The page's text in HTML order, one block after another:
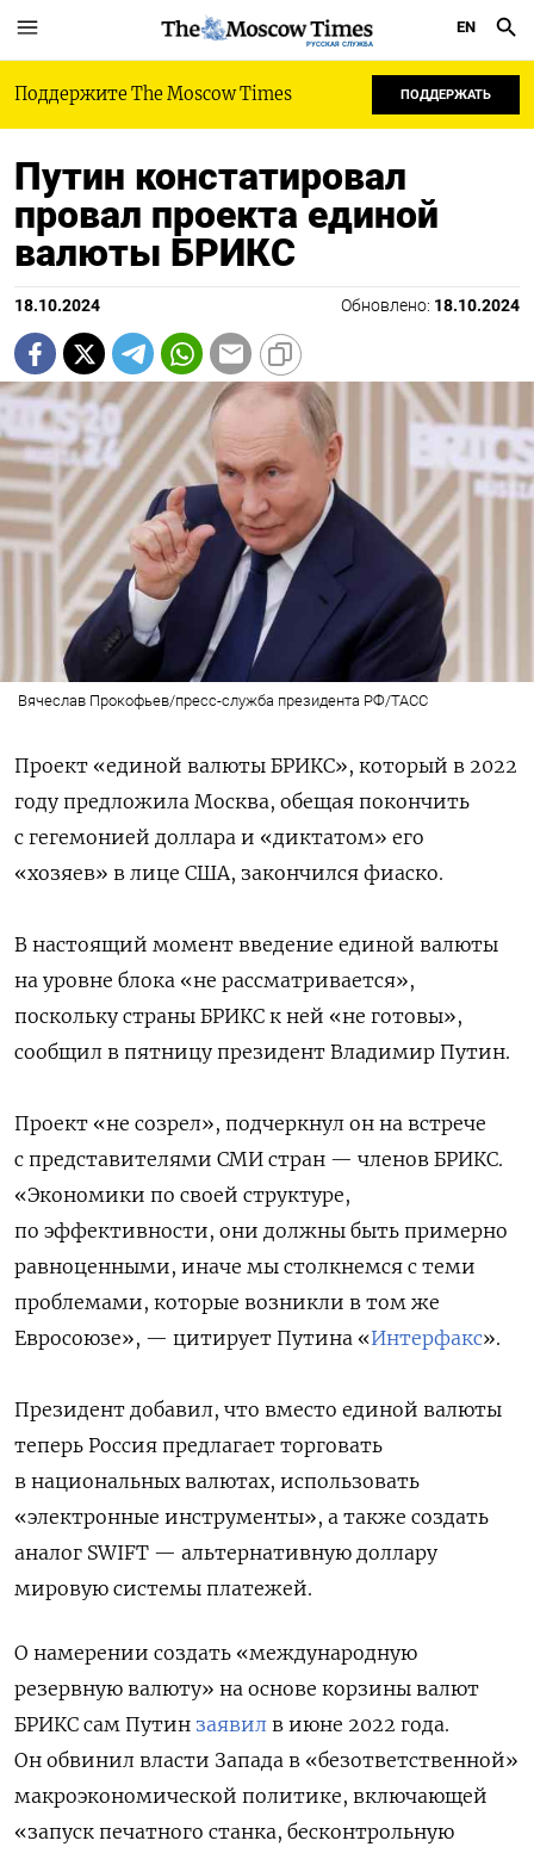
РУССКАЯ СЛУЖБА
EN
Поддержите The Moscow Times ПОДДЕРЖАТЬ
Путин констатировал
провал проекта единой
валюты БРИКС
18.10.2024 Обновлено: 18.10.2024
Вячеслав Прокофьев/пресс-служба президента РФ/ТАСС
Проект «единой валюты БРИКС», который в 2022
году предложила Москва, обещая покончить
с гегемонией доллара и «диктатом» его
«хозяев» в лице США, закончился фиаско.
В настоящий момент введение единой валюты
на уровне блока «не рассматривается»,
поскольку страны БРИКС к ней «не готовы»,
сообщил в пятницу президент Владимир Путин.
Проект «не созрел», подчеркнул он на встрече
с представителями СМИ стран — членов БРИКС.
«Экономики по своей структуре,
по эффективности, они должны быть примерно
равноценными, иначе мы столкнемся с теми
проблемами, которые возникли в том же
Евросоюзе», — цитирует Путина «Интерфакс».
Президент добавил, что вместо единой валюты
теперь Россия предлагает торговать
в национальных валютах, использовать
«электронные инструменты», а также создать
аналог SWIFT — альтернативную доллару
мировую системы платежей.
О намерении создать «международную
резервную валюту» на основе корзины валют
БРИКС сам Путин заявил в июне 2022 года.
Он обвинил власти Запада в «безответственной»
макроэкономической политике, включающей
«запуск печатного станка, бесконтрольную